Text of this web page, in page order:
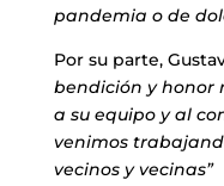
pandemia o de
Por su parte,
bendición y honor
a su equipo y al
venimos
vecinos y vecinas”